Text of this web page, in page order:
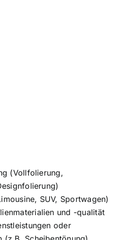
(Vollfolierung,
SUV, Sportwagen)
und -qualität
oder